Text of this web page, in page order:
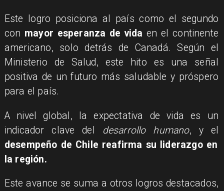
Este logro posiciona al país como el segundo
con mayor esperanza de vida en el continente
americano, solo detrás de Canadá. Según el
Ministerio de Salud, este hito es una señal
positiva de un futuro más saludable y próspero
para el país.
A nivel global, la expectativa de vida es un
indicador clave del desarrollo humano, y el
desempeño de Chile reafirma su liderazgo en
la región.
Este avance se suma a otros logros destacados,